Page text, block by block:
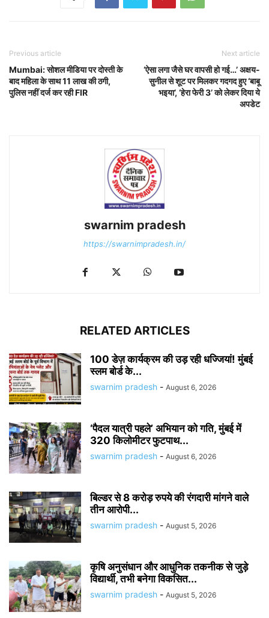
Previous article
Mumbai: सोशल मीडिया पर दोस्ती के
बाद महिला के साथ 11 लाख की ठगी,
पुलिस नहीं दर्ज कर रही FIR
Next article
‘ऐसा लगा जैसे घर वापसी हो गई…’ अक्षय-
सुनील से शूट पर मिलकर गदगद हुए ‘बाबू
भइया’, ‘हेरा फेरी 3’ को लेकर दिया ये
अपडेट
swarnim pradesh
https://swarnimpradesh.in/
RELATED ARTICLES
100 डेज़ कार्यक्रम की उड़ रही धज्जियां! मुंबई
स्लम बोर्ड के...
swarnim pradesh - August 6, 2026
‘पैदल यात्री पहले’ अभियान को गति, मुंबई में
320 किलोमीटर फुटपाथ...
swarnim pradesh - August 6, 2026
बिल्डर से 8 करोड़ रुपये की रंगदारी मांगने वाले
तीन आरोपी...
swarnim pradesh - August 5, 2026
कृषि अनुसंधान और आधुनिक तकनीक से जुड़े
विद्यार्थी, तभी बनेगा विकसित...
swarnim pradesh - August 5, 2026